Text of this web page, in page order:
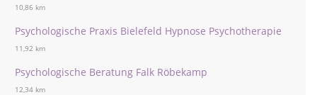
10,86 km
Psychologische Praxis Bielefeld Hypnose Psychotherapie
11,92 km
Psychologische Beratung Falk Röbekamp
12,34 km